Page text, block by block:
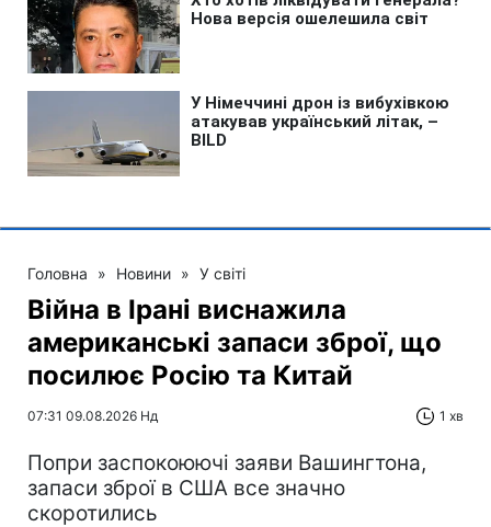
Головна » Новини » У світі
Війна в Ірані виснажила
американські запаси зброї, що
посилює Росію та Китай
07:31 09.08.2026 Нд 1 хв
Попри заспокоюючі заяви Вашингтона,
запаси зброї в США все значно
скоротились